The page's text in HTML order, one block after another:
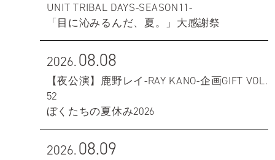
UNIT TRIBAL DAYS-SEASON11-
「目に沁みるんだ、夏。」大感謝祭
2026.08.08
【夜公演】鹿野レイ-RAY KANO-企画GIFT VOL.
52
ぼくたちの夏休み2026
2026.08.09